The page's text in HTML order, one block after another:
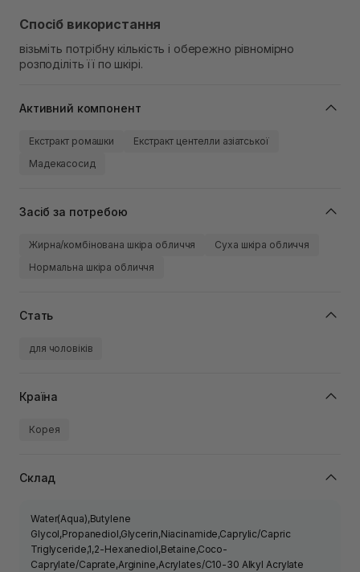
Спосіб використання
візьміть потрібну кількість і обережно рівномірно
розподіліть її по шкірі.
Активний компонент
Екстракт ромашки
Екстракт центелли азіатської
Мадекасосид
Засіб за потребою
Жирна/комбінована шкіра обличчя
Суха шкіра обличчя
Нормальна шкіра обличчя
Стать
для чоловіків
Країна
Корея
Склад
Water(Aqua),Butylene
Glycol,Propanediol,Glycerin,Niacinamide,Caprylic/Capric
Triglyceride,1,2-Hexanediol,Betaine,Coco-
Caprylate/Caprate,Arginine,Acrylates/C10-30 Alkyl Acrylate